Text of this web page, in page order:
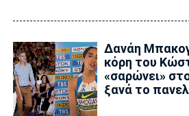
Δανάη
κόρη του
«σαρώνει»
ξανά το